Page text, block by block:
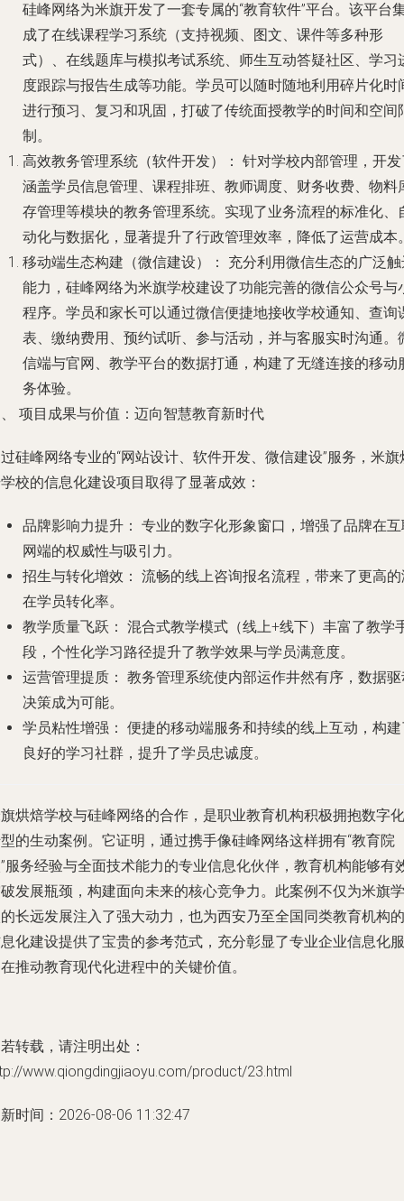
硅峰网络为米旗开发了一套专属的“教育软件”平台。该平台
成了在线课程学习系统（支持视频、图文、课件等多种形
式）、在线题库与模拟考试系统、师生互动答疑社区、学习
度跟踪与报告生成等功能。学员可以随时随地利用碎片化时
进行预习、复习和巩固，打破了传统面授教学的时间和空间
制。
高效教务管理系统（软件开发）： 针对学校内部管理，开
涵盖学员信息管理、课程排班、教师调度、财务收费、物料
存管理等模块的教务管理系统。实现了业务流程的标准化、
动化与数据化，显著提升了行政管理效率，降低了运营成本
移动端生态构建（微信建设）：
充分利用微信生态的广泛
能力，硅峰网络为米旗学校建设了功能完善的微信公众号与
程序。学员和家长可以通过微信便捷地接收学校通知、查询
表、缴纳费用、预约试听、参与活动，并与客服实时沟通。
信端与官网、教学平台的数据打通，构建了无缝连接的移动
务体验。
项目成果与价值：迈向智慧教育新时代
硅峰网络专业的“网站设计、软件开发、微信建设”服务，米旗
校的信息化建设项目取得了显著成效：
品牌影响力提升： 专业的数字化形象窗口，增强了品牌在
网端的权威性与吸引力。
招生与转化增效： 流畅的线上咨询报名流程，带来了更高
在学员转化率。
教学质量飞跃： 混合式教学模式（线上+线下）丰富了教学
段，个性化学习路径提升了教学效果与学员满意度。
运营管理提质： 教务管理系统使内部运作井然有序，数据
决策成为可能。
学员粘性增强： 便捷的移动端服务和持续的线上互动，构
良好的学习社群，提升了学员忠诚度。
烘焙学校与硅峰网络的合作，是职业教育机构积极拥抱数字化
的生动案例。它证明，通过携手像硅峰网络这样拥有“教育院
服务经验与全面技术能力的专业信息化伙伴，教育机构能够有
发展瓶颈，构建面向未来的核心竞争力。此案例不仅为米旗学
长远发展注入了强大动力，也为西安乃至全国同类教育机构的
化建设提供了宝贵的参考范式，充分彰显了专业企业信息化服
推动教育现代化进程中的关键价值。
转载，请注明出处：
www.qiongdingjiaoyu.com/product/23.html
时间：2026-08-06 11:32:47